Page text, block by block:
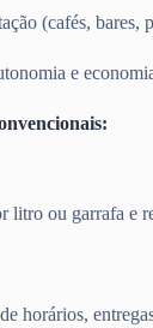
(cafés, bares,
e
ou garrafa e
horários,